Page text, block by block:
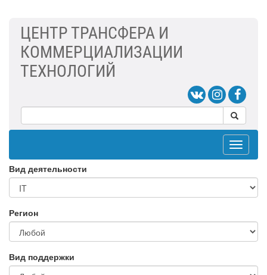
ЦЕНТР ТРАНСФЕРА И
КОММЕРЦИАЛИЗАЦИИ
ТЕХНОЛОГИЙ
Toggle
Вид деятельности
Регион
Вид поддержки